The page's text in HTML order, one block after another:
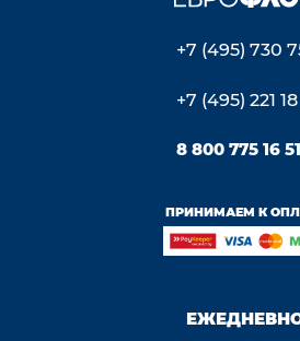
+7 (495) 730
+7 (495) 221
8 800 775 16 51
ПРИНИМАЕМ К